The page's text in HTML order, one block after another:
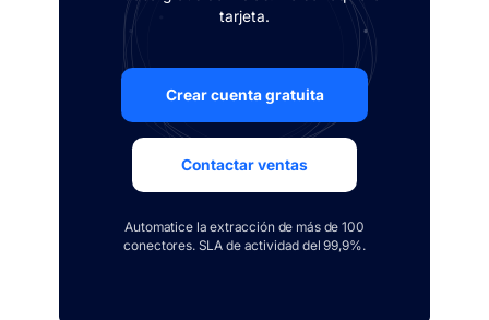
tarjeta.
Crear cuenta gratuita
Contactar ventas
Automatice la extracción de más de 100
conectores. SLA de actividad del 99,9%.